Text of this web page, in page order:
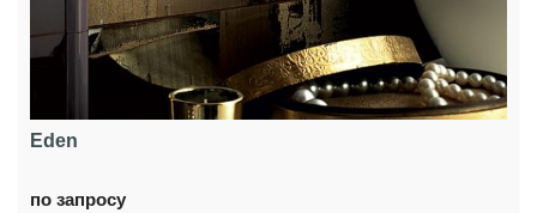
Eden
по запросу